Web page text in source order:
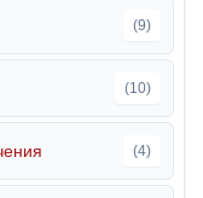
(9)
(10)
(4)